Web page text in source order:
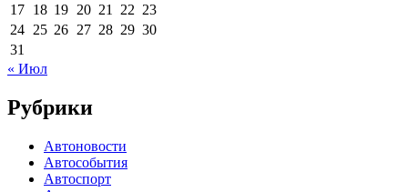
17 18 19 20 21 22 23
24 25 26 27 28 29 30
31
« Июл
Рубрики
Автоновости
Автособытия
Автоспорт